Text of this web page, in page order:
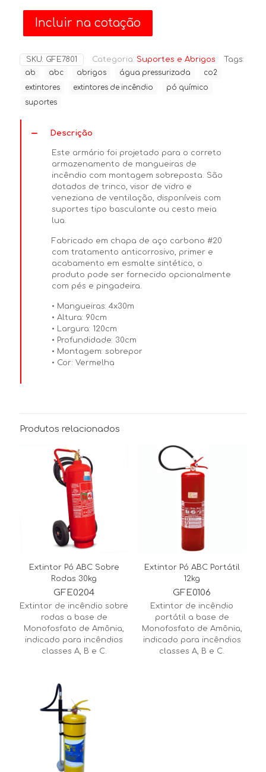
Incluir na cotação
SKU: GFE7801 Categoria: Suportes e Abrigos Tags:
ab abc abrigos água pressurizada
co2
extintores
extintores de incêndio
pó químico
suportes
Descrição
Este armário foi projetado para o correto
armazenamento de mangueiras de
incêndio com montagem sobreposta. São
dotados de trinco, visor de vidro e
veneziana de ventilação, disponíveis com
suportes tipo basculante ou cesto meia
lua.
Fabricado em chapa de aço carbono #20
com tratamento anticorrosivo, primer e
acabamento em esmalte sintético, o
produto pode ser fornecido opcionalmente
com pés e pingadeira.
• Mangueiras: 4x30m
• Altura: 90cm
• Largura: 120cm
• Profundidade: 30cm
• Montagem: sobrepor
• Cor: Vermelha
Produtos relacionados
Extintor Pó ABC Sobre
Rodas 30kg
GFE0204
Extintor de incêndio sobre
rodas a base de
Monofosfato de Amônia,
indicado para incêndios
classes A, B e C.
Extintor Pó ABC Portátil
12kg
GFE0106
Extintor de incêndio
portátil a base de
Monofosfato de Amônia,
indicado para incêndios
classes A, B e C.